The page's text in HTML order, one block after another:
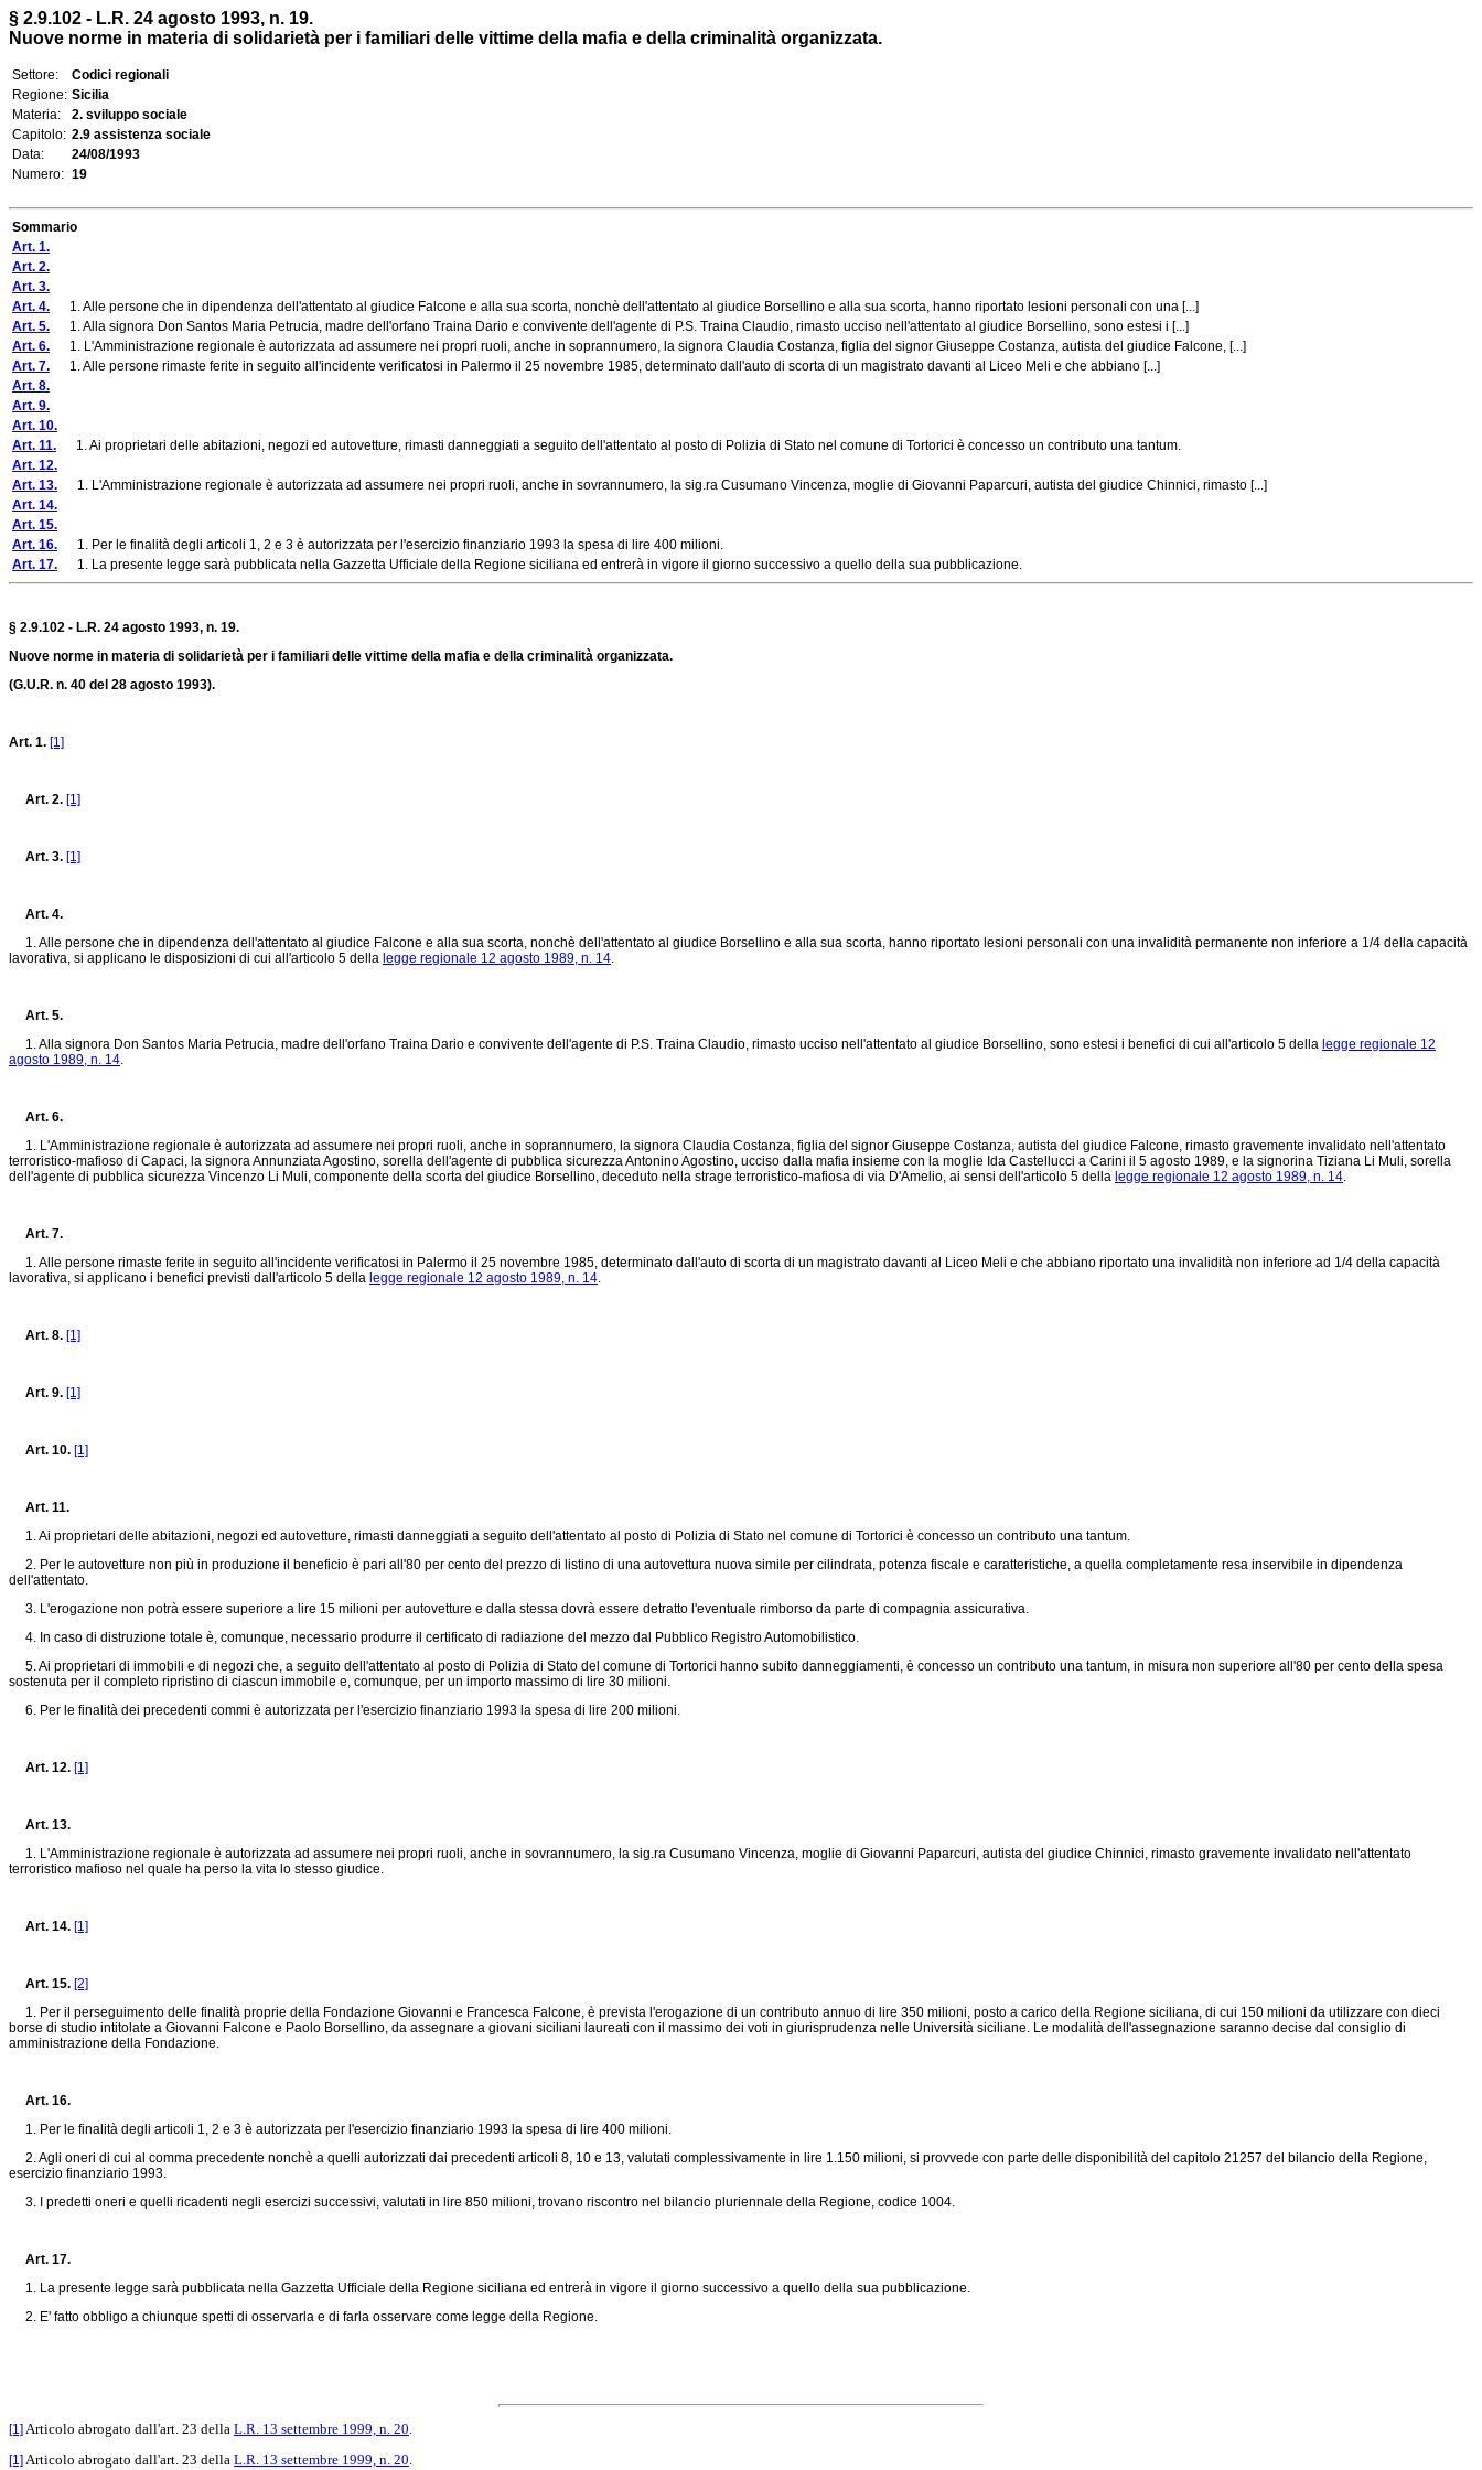
§ 2.9.102 - L.R. 24 agosto 1993, n. 19.
Nuove norme in materia di solidarietà per i familiari delle vittime della mafia e della criminalità organizzata.
Settore:
Codici regionali
Regione: Sicilia
Materia:
2. sviluppo sociale
Capitolo: 2.9 assistenza sociale
Data:
24/08/1993
Numero: 19
Sommario
Art. 1.
Art. 2.
Art. 3.
Art. 4. 1. Alle persone che in dipendenza dell'attentato al giudice Falcone e alla sua scorta, nonchè dell'attentato al giudice Borsellino e alla sua scorta, hanno riportato lesioni personali con una [...]
Art. 5. 1. Alla signora Don Santos Maria Petrucia, madre dell'orfano Traina Dario e convivente dell'agente di P.S. Traina Claudio, rimasto ucciso nell'attentato al giudice Borsellino, sono estesi i [...]
Art. 6. 1. L'Amministrazione regionale è autorizzata ad assumere nei propri ruoli, anche in soprannumero, la signora Claudia Costanza, figlia del signor Giuseppe Costanza, autista del giudice Falcone, [...]
Art. 7. 1. Alle persone rimaste ferite in seguito all'incidente verificatosi in Palermo il 25 novembre 1985, determinato dall'auto di scorta di un magistrato davanti al Liceo Meli e che abbiano [...]
Art. 8.
Art. 9.
Art. 10.
Art. 11. 1. Ai proprietari delle abitazioni, negozi ed autovetture, rimasti danneggiati a seguito dell'attentato al posto di Polizia di Stato nel comune di Tortorici è concesso un contributo una tantum.
Art. 12.
Art. 13. 1. L'Amministrazione regionale è autorizzata ad assumere nei propri ruoli, anche in sovrannumero, la sig.ra Cusumano Vincenza, moglie di Giovanni Paparcuri, autista del giudice Chinnici, rimasto [...]
Art. 14.
Art. 15.
Art. 16. 1. Per le finalità degli articoli 1, 2 e 3 è autorizzata per l'esercizio finanziario 1993 la spesa di lire 400 milioni.
Art. 17. 1. La presente legge sarà pubblicata nella Gazzetta Ufficiale della Regione siciliana ed entrerà in vigore il giorno successivo a quello della sua pubblicazione.
§ 2.9.102 - L.R. 24 agosto 1993, n. 19.
Nuove norme in materia di solidarietà per i familiari delle vittime della mafia e della criminalità organizzata.
(G.U.R. n. 40 del 28 agosto 1993).
Art. 1. [1]
Art. 2. [1]
Art. 3. [1]
Art. 4.
1. Alle persone che in dipendenza dell'attentato al giudice Falcone e alla sua scorta, nonchè dell'attentato al giudice Borsellino e alla sua scorta, hanno riportato lesioni personali con una invalidità permanente non inferiore a 1/4 della capacità
lavorativa, si applicano le disposizioni di cui all'articolo 5 della legge regionale 12 agosto 1989, n. 14.
Art. 5.
1. Alla signora Don Santos Maria Petrucia, madre dell'orfano Traina Dario e convivente dell'agente di P.S. Traina Claudio, rimasto ucciso nell'attentato al giudice Borsellino, sono estesi i benefici di cui all'articolo 5 della legge regionale 12
agosto 1989, n. 14.
Art. 6.
1. L'Amministrazione regionale è autorizzata ad assumere nei propri ruoli, anche in soprannumero, la signora Claudia Costanza, figlia del signor Giuseppe Costanza, autista del giudice Falcone, rimasto gravemente invalidato nell'attentato
terroristico-mafioso di Capaci, la signora Annunziata Agostino, sorella dell'agente di pubblica sicurezza Antonino Agostino, ucciso dalla mafia insieme con la moglie Ida Castellucci a Carini il 5 agosto 1989, e la signorina Tiziana Li Muli, sorella
dell'agente di pubblica sicurezza Vincenzo Li Muli, componente della scorta del giudice Borsellino, deceduto nella strage terroristico-mafiosa di via D'Amelio, ai sensi dell'articolo 5 della legge regionale 12 agosto 1989, n. 14.
Art. 7.
1. Alle persone rimaste ferite in seguito all'incidente verificatosi in Palermo il 25 novembre 1985, determinato dall'auto di scorta di un magistrato davanti al Liceo Meli e che abbiano riportato una invalidità non inferiore ad 1/4 della capacità
lavorativa, si applicano i benefici previsti dall'articolo 5 della legge regionale 12 agosto 1989, n. 14.
Art. 8. [1]
Art. 9. [1]
Art. 10. [1]
Art. 11.
1. Ai proprietari delle abitazioni, negozi ed autovetture, rimasti danneggiati a seguito dell'attentato al posto di Polizia di Stato nel comune di Tortorici è concesso un contributo una tantum.
2. Per le autovetture non più in produzione il beneficio è pari all'80 per cento del prezzo di listino di una autovettura nuova simile per cilindrata, potenza fiscale e caratteristiche, a quella completamente resa inservibile in dipendenza
dell'attentato.
3. L'erogazione non potrà essere superiore a lire 15 milioni per autovetture e dalla stessa dovrà essere detratto l'eventuale rimborso da parte di compagnia assicurativa.
4. In caso di distruzione totale è, comunque, necessario produrre il certificato di radiazione del mezzo dal Pubblico Registro Automobilistico.
5. Ai proprietari di immobili e di negozi che, a seguito dell'attentato al posto di Polizia di Stato del comune di Tortorici hanno subito danneggiamenti, è concesso un contributo una tantum, in misura non superiore all'80 per cento della spesa
sostenuta per il completo ripristino di ciascun immobile e, comunque, per un importo massimo di lire 30 milioni.
6. Per le finalità dei precedenti commi è autorizzata per l'esercizio finanziario 1993 la spesa di lire 200 milioni.
Art. 12. [1]
Art. 13.
1. L'Amministrazione regionale è autorizzata ad assumere nei propri ruoli, anche in sovrannumero, la sig.ra Cusumano Vincenza, moglie di Giovanni Paparcuri, autista del giudice Chinnici, rimasto gravemente invalidato nell'attentato
terroristico mafioso nel quale ha perso la vita lo stesso giudice.
Art. 14. [1]
Art. 15. [2]
1. Per il perseguimento delle finalità proprie della Fondazione Giovanni e Francesca Falcone, è prevista l'erogazione di un contributo annuo di lire 350 milioni, posto a carico della Regione siciliana, di cui 150 milioni da utilizzare con dieci
borse di studio intitolate a Giovanni Falcone e Paolo Borsellino, da assegnare a giovani siciliani laureati con il massimo dei voti in giurisprudenza nelle Università siciliane. Le modalità dell'assegnazione saranno decise dal consiglio di
amministrazione della Fondazione.
Art. 16.
1. Per le finalità degli articoli 1, 2 e 3 è autorizzata per l'esercizio finanziario 1993 la spesa di lire 400 milioni.
2. Agli oneri di cui al comma precedente nonchè a quelli autorizzati dai precedenti articoli 8, 10 e 13, valutati complessivamente in lire 1.150 milioni, si provvede con parte delle disponibilità del capitolo 21257 del bilancio della Regione,
esercizio finanziario 1993.
3. I predetti oneri e quelli ricadenti negli esercizi successivi, valutati in lire 850 milioni, trovano riscontro nel bilancio pluriennale della Regione, codice 1004.
Art. 17.
1. La presente legge sarà pubblicata nella Gazzetta Ufficiale della Regione siciliana ed entrerà in vigore il giorno successivo a quello della sua pubblicazione.
2. E' fatto obbligo a chiunque spetti di osservarla e di farla osservare come legge della Regione.
[1] Articolo abrogato dall'art. 23 della L.R. 13 settembre 1999, n. 20.
[1] Articolo abrogato dall'art. 23 della L.R. 13 settembre 1999, n. 20.